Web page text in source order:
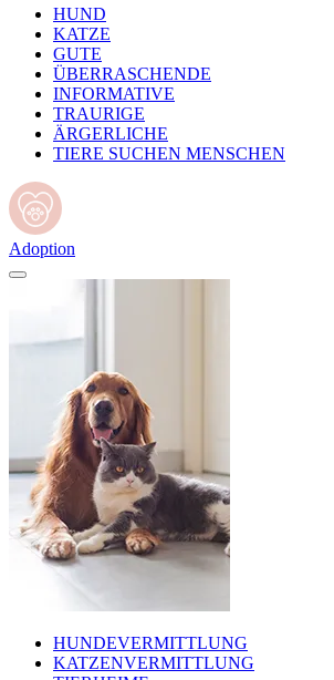
HUND
KATZE
GUTE
ÜBERRASCHENDE
INFORMATIVE
TRAURIGE
ÄRGERLICHE
TIERE SUCHEN MENSCHEN
Adoption
HUNDEVERMITTLUNG
KATZENVERMITTLUNG